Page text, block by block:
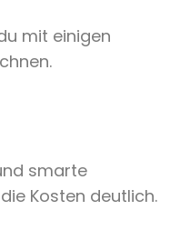
mit einigen
smarte
Kosten deutlich.